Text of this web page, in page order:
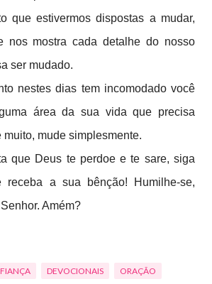
que estivermos dispostas a mudar,
nos mostra cada detalhe do nosso
ser mudado.
nestes dias tem incomodado você
área da sua vida que precisa
muito, mude simplesmente.
que Deus te perdoe e te sare, siga
receba a sua bênção! Humilhe-se,
Amém?
DEVOCIONAIS ORAÇÃO